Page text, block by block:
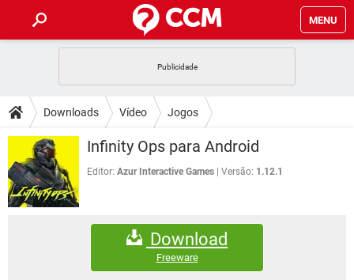
MENU
CELULAR FACEBOOK
OUTLOOK EXCEL
INSTAGRAM GMAIL
GUIA DE COMPRAS
DICAS
JOGOS WHATSAPP
CELULAR
OUTLOOK
DOWNLOADS
JOGOS WHATSAPP
CELULAR
EXCEL
GMAIL
FÓRUM
FACEBOOK
EXCEL
WHATSAPP
Downloads Vídeo Jogos
Infinity Ops para Android
Editor: Azur Interactive Games Versão: 1.12.1
Download
Freeware